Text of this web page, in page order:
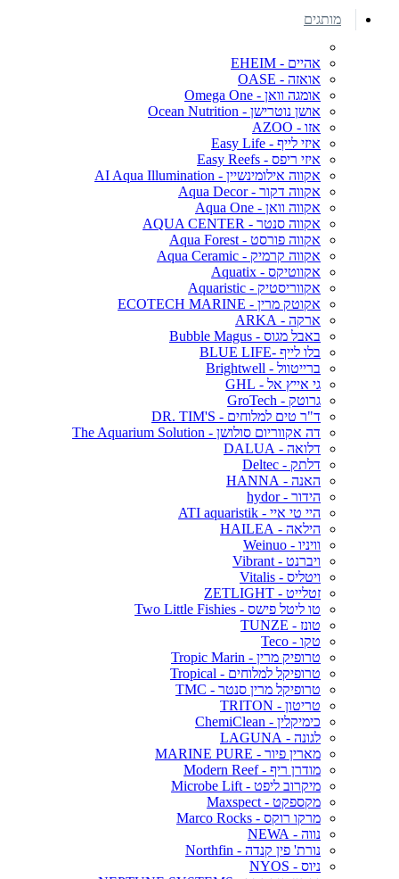
מותגים
אהיים - EHEIM
אואזה - OASE
אומגה וואן - Omega One
אושן נוטרישן - Ocean Nutrition
אזו - AZOO
איזי לייף - Easy Life
איזי ריפס - Easy Reefs
אקווה אילומינשיין - AI Aqua Illumination
אקווה דקור - Aqua Decor
אקווה וואן - Aqua One
אקווה סנטר - AQUA CENTER
אקווה פורסט - Aqua Forest
אקווה קרמיק - Aqua Ceramic
אקווטיקס - Aquatix
אקווריסטיק - Aquaristic
אקוטק מרין - ECOTECH MARINE
ארקה - ARKA
באבל מגוס - Bubble Magus
בלו לייף -BLUE LIFE
ברייטוול - Brightwell
גי אייץ אל - GHL
גרוטק - GroTech
ד"ר טים למלוחים - DR. TIM'S
דה אקווריום סולושן - The Aquarium Solution
דלואה - DALUA
דלתק - Deltec
האנה - HANNA
הידור - hydor
היי טי איי - ATI aquaristik
הילאה - HAILEA
וויניו - Weinuo
ויברנט - Vibrant
ויטליס - Vitalis
זטלייט - ZETLIGHT
טו ליטל פישס - Two Little Fishies
טונז - TUNZE
טקו - Teco
טרופיק מרין - Tropic Marin
טרופיקל למלוחים - Tropical
טרופיקל מרין סנטר - TMC
טריטון - TRITON
כימיקלין - ChemiClean
לגונה - LAGUNA
מארין פיור - MARINE PURE
מודרן ריף - Modern Reef
מיקרוב ליפט - Microbe Lift
מקספקט - Maxspect
מרקו רוקס - Marco Rocks
נווה - NEWA
נורת' פין קנדה - Northfin
ניוס - NYOS